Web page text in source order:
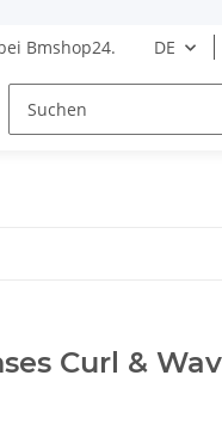
DE
Bmshop24.
Curl &